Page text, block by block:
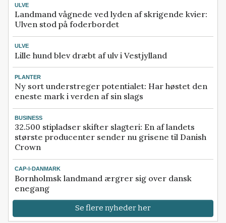
ULVE
Landmand vågnede ved lyden af skrigende kvier:
Ulven stod på foderbordet
ULVE
Lille hund blev dræbt af ulv i Vestjylland
PLANTER
Ny sort understreger potentialet: Har høstet den
eneste mark i verden af sin slags
BUSINESS
32.500 stipladser skifter slagteri: En af landets
største producenter sender nu grisene til Danish
Crown
CAP-I-DANMARK
Bornholmsk landmand ærgrer sig over dansk
enegang
Se flere nyheder her